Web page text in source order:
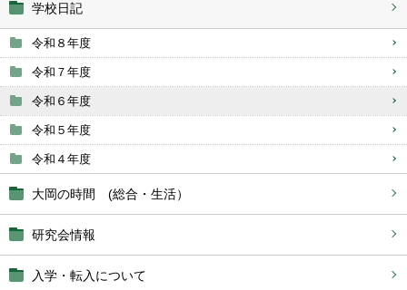
学校日記
令和８年度
令和７年度
令和６年度
令和５年度
令和４年度
大岡の時間 (総合・生活）
研究会情報
入学・転入について